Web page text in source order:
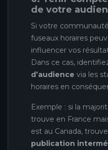
de votre
Si votre
fuseaux horaires
influencer vos
Dans ce cas,
d’audience via les
horaires en
Exemple : si la
trouve en France
est au Canada,
publication